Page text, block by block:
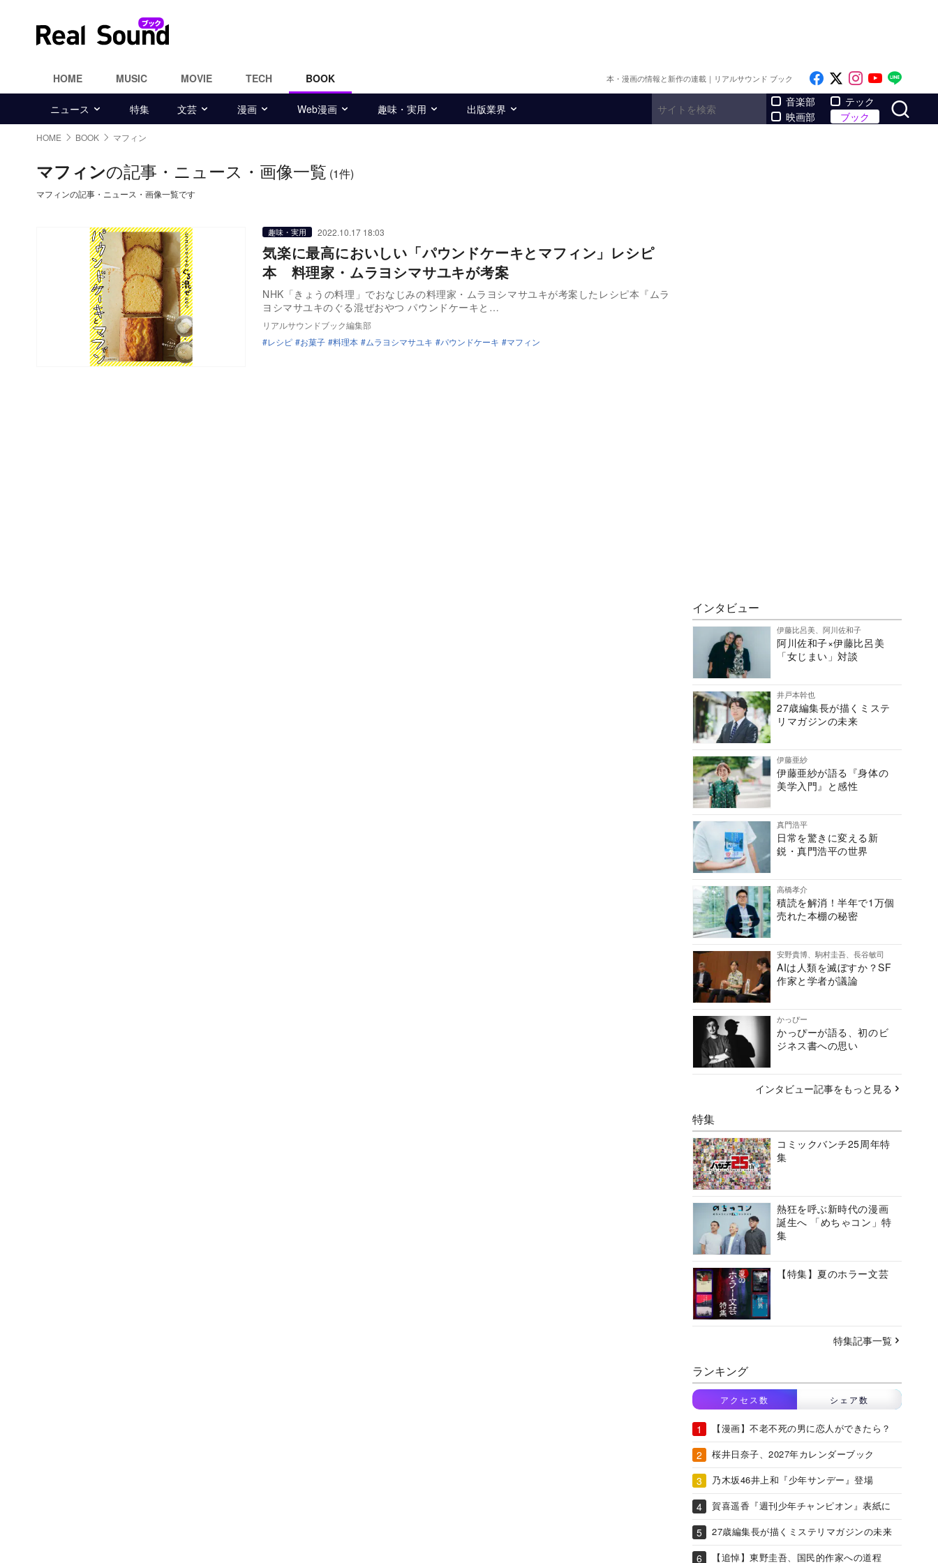
HOME MUSIC MOVIE TECH BOOK 本・漫画の情報と新作の連載｜リアルサウンド ブック Like on Facebook
Follow on x
Follow on
Follow
ニュース 特集 文芸 漫画 Web漫画 趣味・実用 出版業界
音楽部
映画部
テック
ブック
HOME BOOK マフィン
マフィンの記事・ニュース・画像一覧 (1件)
マフィンの記事・ニュース・画像一覧です
趣味・実用 2022.10.17 18:03
気楽に最高においしい「パウンドケーキとマフィン」レシピ
本 料理家・ムラヨシマサユキが考案
NHK「きょうの料理」でおなじみの料理家・ムラヨシマサユキが考案したレシピ本『ムラ
ヨシマサユキのぐる混ぜおやつ パウンドケーキと…
リアルサウンドブック編集部
レシピ
お菓子 料理本 ムラヨシマサユキ パウンドケーキ マフィン
インタビュー
伊藤比呂美、阿川佐和子
阿川佐和子×伊藤比呂美
「女じまい」対談
井戸本幹也
27歳編集長が描くミステ
リマガジンの未来
伊藤亜紗
伊藤亜紗が語る『身体の
美学入門』と感性
真門浩平
日常を驚きに変える新
鋭・真門浩平の世界
高橋孝介
積読を解消！半年で1万個
売れた本棚の秘密
安野貴博、駒村圭吾、長谷敏司
AIは人類を滅ぼすか？SF
作家と学者が議論
かっぴー
かっぴーが語る、初のビ
ジネス書への思い
インタビュー記事をもっと見る
特集
コミックバンチ25周年特
集
熱狂を呼ぶ新時代の漫画
誕生へ 「めちゃコン」特
集
【特集】夏のホラー文芸
特集記事一覧
ランキング
アクセス数 シェア数
【漫画】不老不死の男に恋人ができたら？
桜井日奈子、2027年カレンダーブック
乃木坂46井上和『少年サンデー』登場
賀喜遥香『週刊少年チャンピオン』表紙に
27歳編集長が描くミステリマガジンの未来
【追悼】東野圭吾、国民的作家への道程